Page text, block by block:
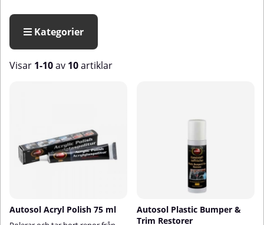
Kategorier
Visar 1-10av 10artiklar
Autosol Acryl Polish 75 ml
Autosol Plastic Bumper &
Trim Restorer